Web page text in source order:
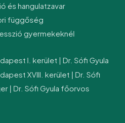
és hangulatzavar
függőség
gyermekeknél
I. kerület | Dr. Sófi Gyula
XVIII. kerület | Dr. Sófi
| Dr. Sófi Gyula főorvos